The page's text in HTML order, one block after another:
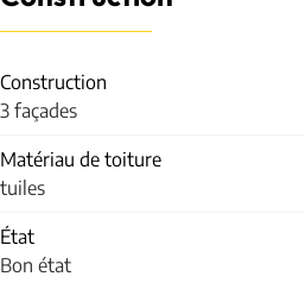
Construction
3 façades
Matériau de toiture
tuiles
État
Bon état